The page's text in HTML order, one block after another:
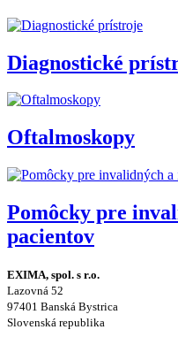
Diagnostické
Oftalmoskopy
Pomôcky pre
pacientov
EXIMA, spol. s r.o.
Lazovná 52
97401 Banská Bystrica
Slovenská republika